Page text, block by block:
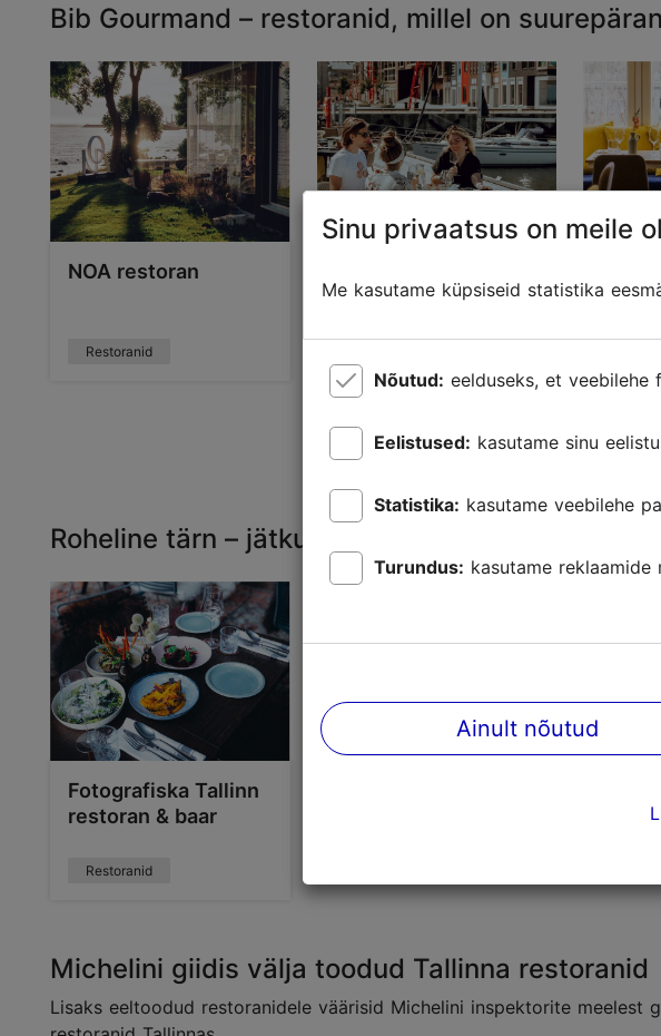
Bib Gourmand – restoranid, millel on
NOA restoran
Restoranid
Vaata kõiki
Roheline tärn – jätkusuutliku gastronoomia
Fotografiska Tallinn
restoran & baar
Restoranid
Michelini giidis välja toodud Tallinna restoranid
Lisaks eeltoodud restoranidele väärisid Michelini inspektorite meelest
Sinu privaatsus on meile
Me kasutame küpsiseid statistika
Nõutud: eelduseks, et
Eelistused: kasutame sinu
Statistika: kasutame veebilehe
Turundus: kasutame reklaamide
Ainult nõutud